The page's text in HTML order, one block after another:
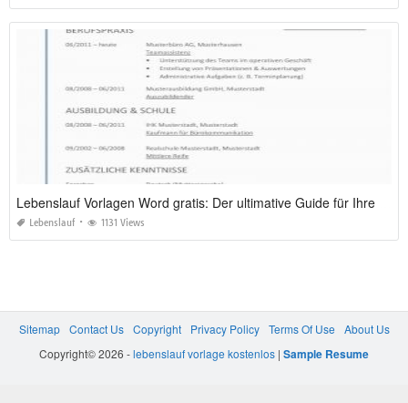
Lebenslauf 1131 Views
Sitemap Contact Us Copyright Privacy Policy Terms Of Use
About Us
Copyright© 2026 -lebenslauf vorlage kostenlos | Sample Resume